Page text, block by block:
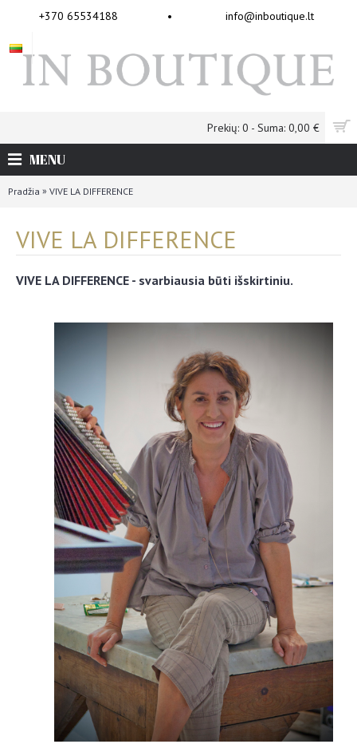
+370 65534188 • info@inboutique.lt
Prekių: 0 - Suma: 0,00 €
MENU
Pradžia » VIVE LA DIFFERENCE
VIVE LA DIFFERENCE
VIVE LA DIFFERENCE - svarbiausia būti išskirtiniu.